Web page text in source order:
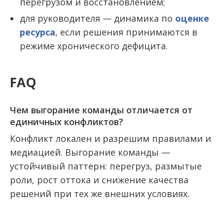
для руководителя — динамика по оценке
ресурса, если решения принимаются в
режиме хронического дефицита.
FAQ
Чем выгорание команды отличается от
единичных конфликтов?
Конфликт локален и разрешим правилами и
медиацией. Выгорание команды —
устойчивый паттерн: перегруз, размытые
роли, рост оттока и снижение качества
решений при тех же внешних условиях.